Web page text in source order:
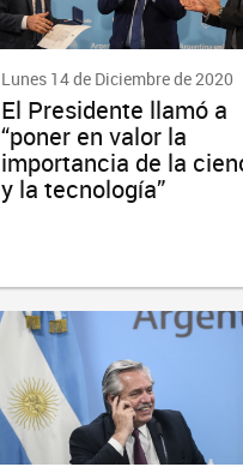
Lunes 14 de Diciembre de 2020
El Presidente llamó a
“poner en valor la
importancia de la
y la tecnología”